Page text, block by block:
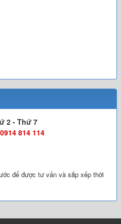
2 - Thứ 7
0914 814 114
để được tư vấn và sắp xếp thời